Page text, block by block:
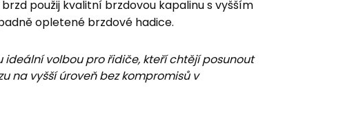
použij kvalitní brzdovou kapalinu s vyšším
opletené brzdové hadice.
ideální volbou pro řidiče, kteří chtějí posunout
na vyšší úroveň bez kompromisů v